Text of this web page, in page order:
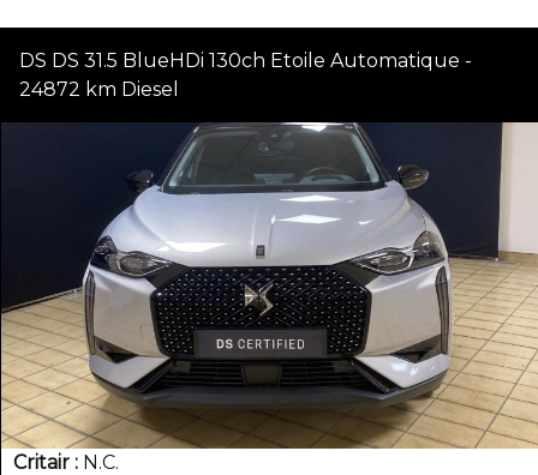
DS DS 31.5 BlueHDi 130ch Etoile Automatique -
24872 km Diesel
Critair
N.C.